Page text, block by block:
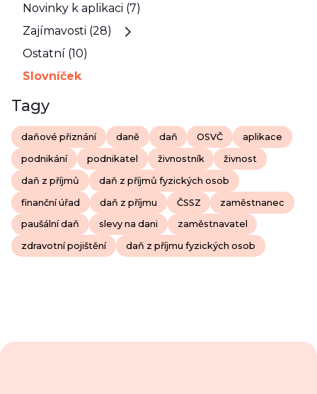
Novinky k aplikaci (7)
Zajímavosti (28)
Ostatní (10)
Slovníček
Tagy
daňové přiznání daně daň OSVČ aplikace
podnikání podnikatel živnostník živnost
daň z příjmů daň z příjmů fyzických osob
finanční úřad daň z příjmu ČSSZ zaměstnanec
paušální daň slevy na dani zaměstnavatel
zdravotní pojištění daň z příjmu fyzických osob